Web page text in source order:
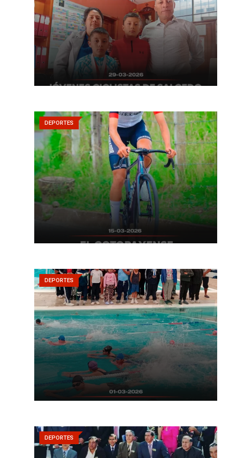
DEPORTES
DEPORTES
DEPORTES